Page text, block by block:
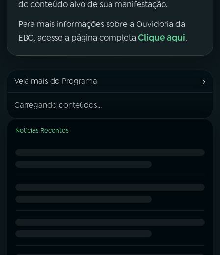
do conteúdo alvo de sua manifestação.
Para mais informações sobre a Ouvidoria da
EBC, acesse a página completa Clique aqui.
Veja mais do Programa ›
Carregando conteúdos...
Notícias Recentes